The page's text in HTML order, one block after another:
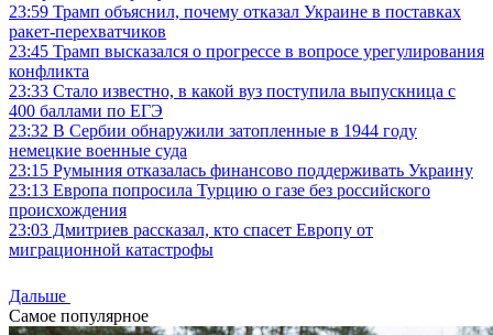
23:59 Трамп объяснил, почему отказал Украине в поставках
ракет-перехватчиков
23:45 Трамп высказался о прогрессе в вопросе урегулирования
конфликта
23:33 Стало известно, в какой вуз поступила выпускница с
400 баллами по ЕГЭ
23:32 В Сербии обнаружили затопленные в 1944 году
немецкие военные суда
23:15 Румыния отказалась финансово поддерживать Украину
23:13 Европа попросила Турцию о газе без российского
происхождения
23:03 Дмитриев рассказал, кто спасет Европу от
миграционной катастрофы
Дальше
Самое популярное